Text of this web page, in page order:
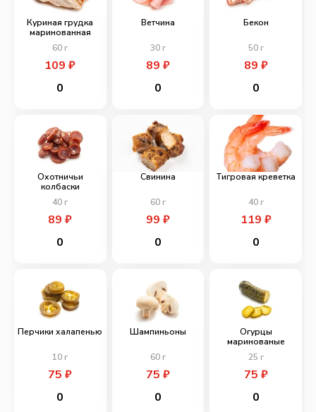
Куриная грудка
маринованная
60 г
109₽
0
Ветчина
30г
89 ₽
0
Бекон
50г
89 ₽
0
Охотничьи
колбаски
40 г
89₽
0
Свинина
60г
99 ₽
0
Тигровая креветка
40г
119 ₽
0
Перчики халапенью
10 г
75₽
0
Шампиньоны
60г
75 ₽
0
Огурцы
маринованые
25 г
75 ₽
0